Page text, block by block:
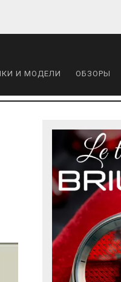
И МОДЕЛИ ОБЗОРЫ